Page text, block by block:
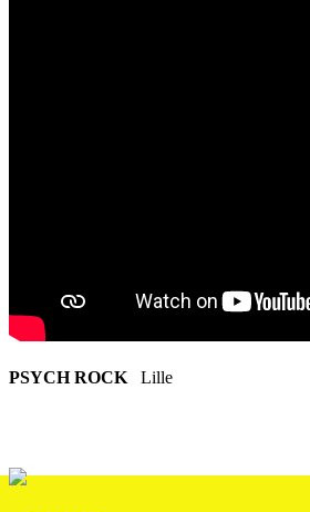
PSYCH ROCK Lille